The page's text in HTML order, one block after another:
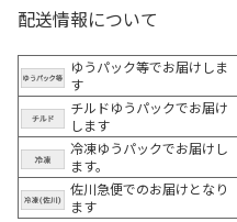
配送情報について
ゆうパック等でお届けしま
す
チルドゆうパックでお届け
します
冷凍ゆうパックでお届けし
ます。
佐川急便でのお届けとなり
ます